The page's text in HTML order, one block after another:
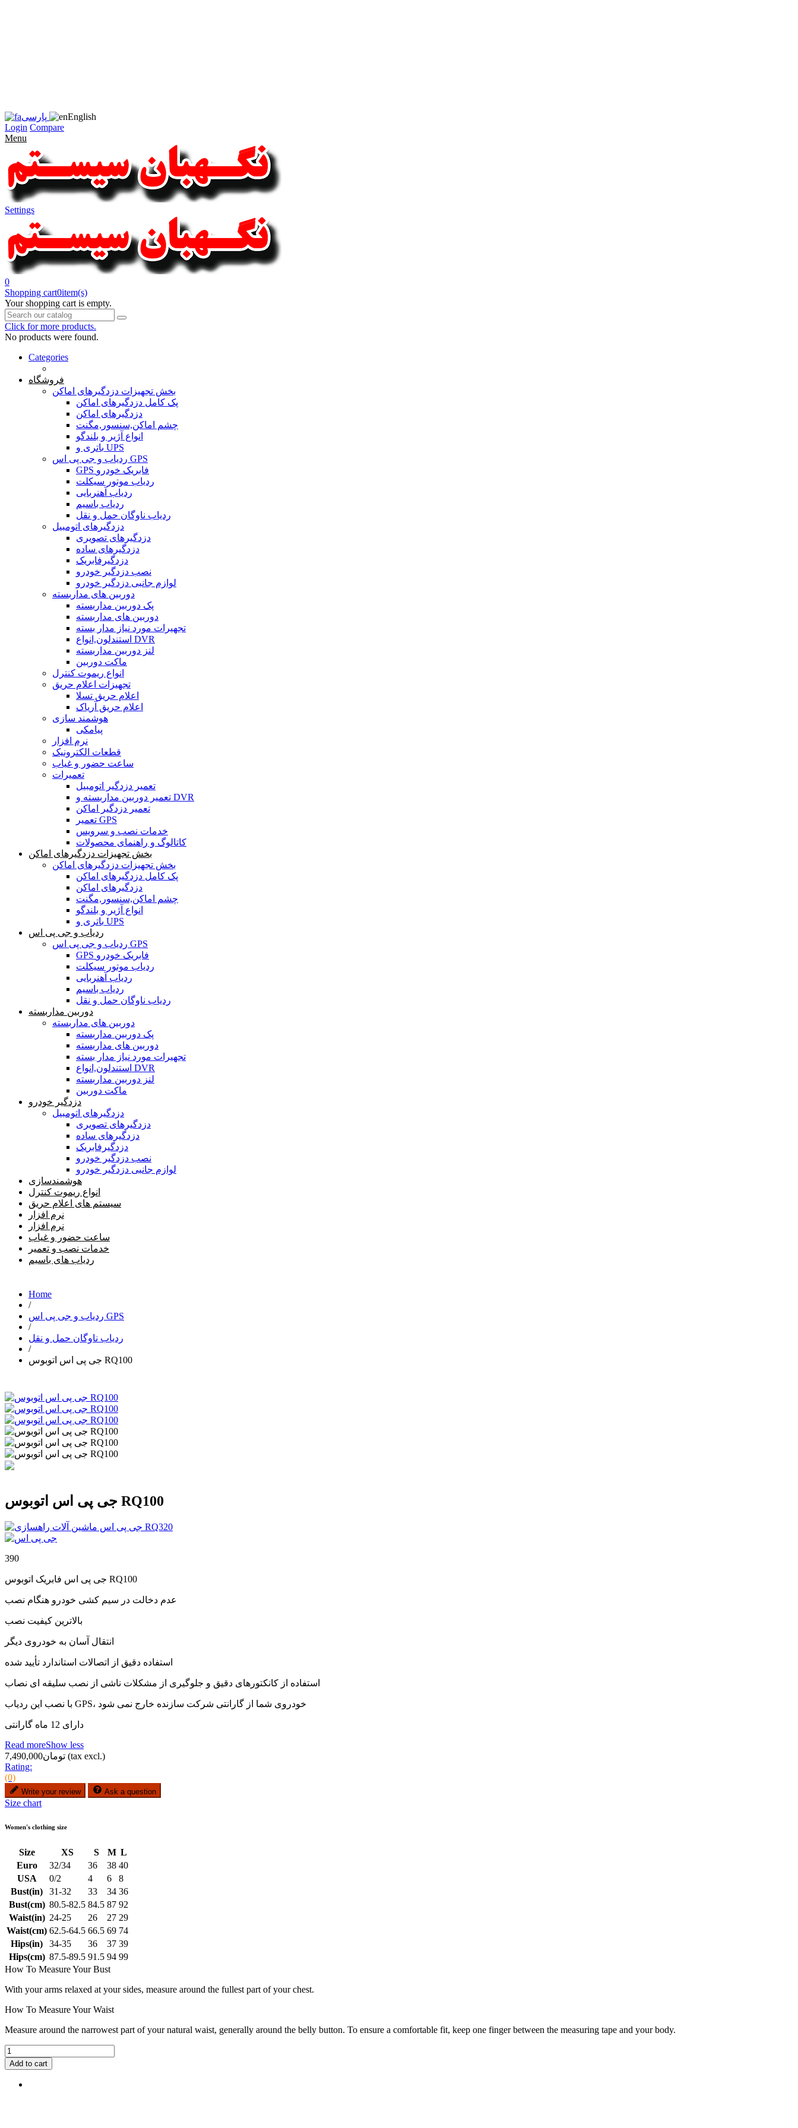
پارسی
English
Login Compare
Menu
Settings
0
Shopping cart0item(s)
Your shopping cart is empty.
Click for more products.
No products were found.
Categories
فروشگاه
بخش تجهیزات دزدگیرهای اماکن
پک کامل دزدگیرهای اماکن
دزدگیرهای اماکن
چشم اماکن,سنسور,مگنت
انواع آژیر و بلندگو
باتری و UPS
ردیاب و جی پی اس GPS
GPS فابریک خودرو
ردیاب موتور سیکلت
ردیاب آهنربایی
ردیاب باسیم
ردیاب ناوگان حمل و نقل
دزدگیرهای اتومبیل
دزدگیرهای تصویری
دزدگیرهای ساده
دزدگیرفابریک
نصب دزدگیر خودرو
لوازم جانبی دزدگیر خودرو
دوربین های مداربسته
پک دوربین مداربسته
دوربین های مداربسته
تجهیرات مورد نیاز مدار بسته
استندلون,انواع DVR
لنز دوربین مداربسته
ماکت دوربین
انواع ریموت کنترل
تجهیزات اعلام حریق
اعلام حریق تسلا
اعلام حریق آریاک
هوشمند سازی
پیامکی
نرم افزار
قطعات الکترونیک
ساعت حضور و غیاب
تعمیرات
تعمیر دزدگیر اتومبیل
تعمیر دوربین مداربسته و DVR
تعمیر دزدگیر اماکن
تعمیر GPS
خدمات نصب و سرویس
کاتالوگ و راهنمای محصولات
بخش تجهیزات دزدگیرهای اماکن
بخش تجهیزات دزدگیرهای اماکن
پک کامل دزدگیرهای اماکن
دزدگیرهای اماکن
چشم اماکن,سنسور,مگنت
انواع آژیر و بلندگو
باتری و UPS
ردیاب و جی پی اس
ردیاب و جی پی اس GPS
GPS فابریک خودرو
ردیاب موتور سیکلت
ردیاب آهنربایی
ردیاب باسیم
ردیاب ناوگان حمل و نقل
دوربین مداربسته
دوربین های مداربسته
پک دوربین مداربسته
دوربین های مداربسته
تجهیرات مورد نیاز مدار بسته
استندلون,انواع DVR
لنز دوربین مداربسته
ماکت دوربین
دزدگیر خودرو
دزدگیرهای اتومبیل
دزدگیرهای تصویری
دزدگیرهای ساده
دزدگیرفابریک
نصب دزدگیر خودرو
لوازم جانبی دزدگیر خودرو
هوشمندسازی
انواع ریموت کنترل
سیستم های اعلام حریق
نرم افزار
نرم افزار
ساعت حضور و غیاب
خدمات نصب و تعمیر
ردیاب های باسیم
Home
/
ردیاب و جی پی اس GPS
/
ردیاب ناوگان حمل و نقل
/
جی پی اس اتوبوس RQ100
جی پی اس اتوبوس RQ100
390
جی پی اس فابریک اتوبوس RQ100
عدم دخالت در سیم کشی خودرو هنگام نصب
بالاترین کیفیت نصب
انتقال آسان به خودروی دیگر
استفاده دقیق از اتصالات استاندارد تأیید شده
استفاده از کانکتورهای دقیق و جلوگیری از مشکلات ناشی از نصب سلیقه ای نصاب
با نصب این ردیاب GPS، خودروی شما از گارانتی شرکت سازنده خارج نمی شود
دارای 12 ماه گارانتی
Read moreShow less
تومان7,490,000 (tax excl.)
Rating:
(0)
Write your review Ask a question
Size chart
Women's clothing size
Size XS S M L
Euro
32/34 36 38 40
USA
0/2 4 6
8
Bust(in)
31-32 33 34 36
Bust(cm) 80.5-82.5 84.5 87 92
Waist(in) 24-25 26 27 29
Waist(cm) 62.5-64.5 66.5 69 74
Hips(in)
34-35 36 37 39
Hips(cm) 87.5-89.5 91.5 94 99
How To Measure Your Bust
With your arms relaxed at your sides, measure around the fullest part of your chest.
How To Measure Your Waist
Measure around the narrowest part of your natural waist, generally around the belly button. To ensure a comfortable fit, keep one finger between the measuring tape and your body.
Add to cart